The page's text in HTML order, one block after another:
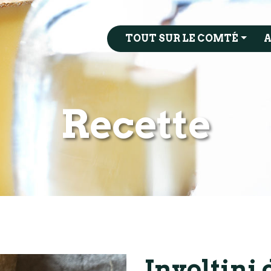
TOUT SUR LE COMTÉ
Recette